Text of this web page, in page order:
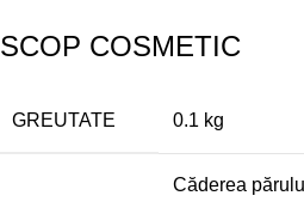
SCOP COSMETIC
GREUTATE 0.1 kg
Căderea